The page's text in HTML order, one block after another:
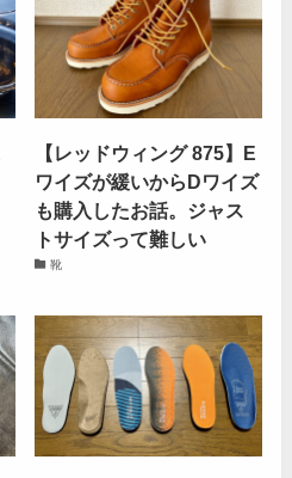
【レッドウィング 875】E
ワイズが緩いからDワイズ
も購入したお話。ジャス
トサイズって難しい
靴